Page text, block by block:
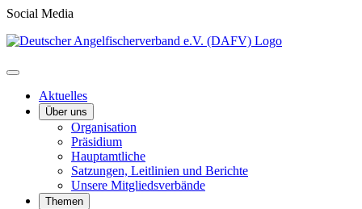
Social Media
Aktuelles
Über uns
Organisation
Präsidium
Hauptamtliche
Satzungen, Leitlinien und Berichte
Unsere Mitgliedsverbände
Themen